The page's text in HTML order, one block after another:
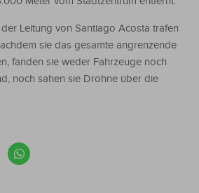
Leitung von Santiago Acosta trafen
sie das gesamte angrenzende
fanden sie weder Fahrzeuge noch
noch sahen sie Drohne über die